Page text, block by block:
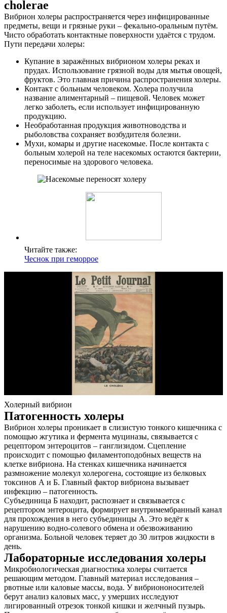
cholerae
Вибрион холеры распространяется через инфицированные
предметы, вещи и грязные руки – фекально-оральным путём.
Чисто обработать контактные поверхности удаётся с трудом.
Пути передачи холеры:
Купание в заражённых вибрионом холеры реках и
прудах. Использование грязной воды для мытья овощей,
фруктов. Это главная причина распространения холеры.
Контакт с больным человеком. Холера получила
название алиментарный – пищевой. Человек может
легко заболеть, если использует инфицированную
продукцию.
Необработанная продукция животноводства и
рыболовства сохраняет возбудителя болезни.
Мухи, комары и другие насекомые. После контакта с
больным холерой на теле насекомых остаются бактерии,
переносимые на здорового человека.
Читайте также:
Чеснок при геморрое
Холерный вибрион
Патогенность холеры
Вибрион холеры проникает в слизистую тонкого кишечника с
помощью жгутика и фермента муциназы, связывается с
рецептором энтероцитов – ганглизидом. Сцепление
происходит с помощью филаментоподобных веществ на
клетке вибриона. На стенках кишечника начинается
размножение молекул холерогена, состоящие из белковых
токсинов А и Б. Главный фактор вибриона вызывает
инфекцию – патогенность.
Субъединица Б находит, распознает и связывается с
рецептором энтероцита, формирует внутримембранный канал
для прохождения в него субъединицы А. Это ведёт к
нарушению водно-солевого обмена и обезвоживанию
организма. Больной человек теряет до 30 литров жидкости в
день.
Лабораторные исследования холеры
Микробиологическая диагностика холеры считается
решающим методом. Главный материал исследования –
рвотные или каловые массы, вода. У вибриононосителей
берут анализ каловых масс, у умерших исследуют
лигированный отрезок тонкой кишки и желчный пузырь.